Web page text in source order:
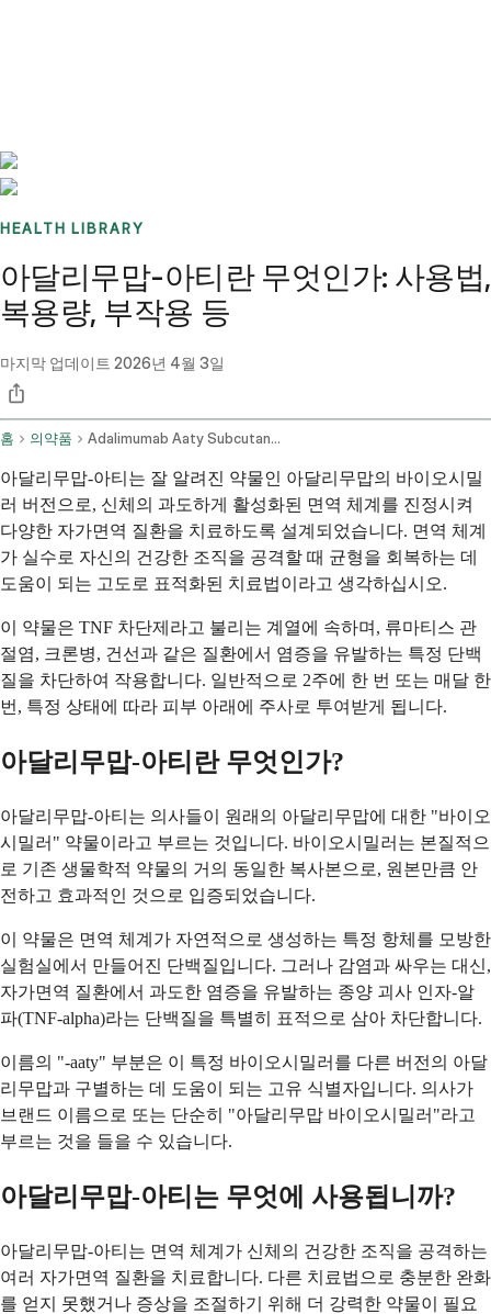
HEALTH LIBRARY
아달리무맙-아티란 무엇인가: 사용법,
복용량, 부작용 등
마지막 업데이트 2026년 4월 3일
홈 의약품 Adalimumab Aaty Subcutaneous Route
아달리무맙-아티는 잘 알려진 약물인 아달리무맙의 바이오시밀
러 버전으로, 신체의 과도하게 활성화된 면역 체계를 진정시켜
다양한 자가면역 질환을 치료하도록 설계되었습니다. 면역 체계
가 실수로 자신의 건강한 조직을 공격할 때 균형을 회복하는 데
도움이 되는 고도로 표적화된 치료법이라고 생각하십시오.
이 약물은 TNF 차단제라고 불리는 계열에 속하며, 류마티스 관
절염, 크론병, 건선과 같은 질환에서 염증을 유발하는 특정 단백
질을 차단하여 작용합니다. 일반적으로 2주에 한 번 또는 매달 한
번, 특정 상태에 따라 피부 아래에 주사로 투여받게 됩니다.
아달리무맙-아티란 무엇인가?
아달리무맙-아티는 의사들이 원래의 아달리무맙에 대한 "바이오
시밀러" 약물이라고 부르는 것입니다. 바이오시밀러는 본질적으
로 기존 생물학적 약물의 거의 동일한 복사본으로, 원본만큼 안
전하고 효과적인 것으로 입증되었습니다.
이 약물은 면역 체계가 자연적으로 생성하는 특정 항체를 모방한
실험실에서 만들어진 단백질입니다. 그러나 감염과 싸우는 대신,
자가면역 질환에서 과도한 염증을 유발하는 종양 괴사 인자-알
파(TNF-alpha)라는 단백질을 특별히 표적으로 삼아 차단합니다.
이름의 "-aaty" 부분은 이 특정 바이오시밀러를 다른 버전의 아달
리무맙과 구별하는 데 도움이 되는 고유 식별자입니다. 의사가
브랜드 이름으로 또는 단순히 "아달리무맙 바이오시밀러"라고
부르는 것을 들을 수 있습니다.
아달리무맙-아티는 무엇에 사용됩니까?
아달리무맙-아티는 면역 체계가 신체의 건강한 조직을 공격하는
여러 자가면역 질환을 치료합니다. 다른 치료법으로 충분한 완화
를 얻지 못했거나 증상을 조절하기 위해 더 강력한 약물이 필요